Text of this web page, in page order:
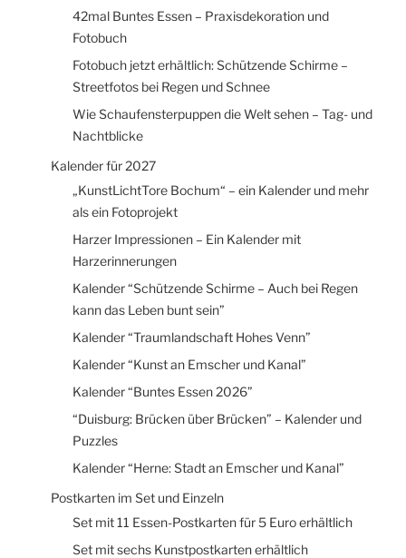
42mal Buntes Essen – Praxisdekoration und
Fotobuch
Fotobuch jetzt erhältlich: Schützende Schirme –
Streetfotos bei Regen und Schnee
Wie Schaufensterpuppen die Welt sehen – Tag- und
Nachtblicke
Kalender für 2027
„KunstLichtTore Bochum“ – ein Kalender und mehr
als ein Fotoprojekt
Harzer Impressionen – Ein Kalender mit
Harzerinnerungen
Kalender “Schützende Schirme – Auch bei Regen
kann das Leben bunt sein”
Kalender “Traumlandschaft Hohes Venn”
Kalender “Kunst an Emscher und Kanal”
Kalender “Buntes Essen 2026”
“Duisburg: Brücken über Brücken” – Kalender und
Puzzles
Kalender “Herne: Stadt an Emscher und Kanal”
Postkarten im Set und Einzeln
Set mit 11 Essen-Postkarten für 5 Euro erhältlich
Set mit sechs Kunstpostkarten erhältlich